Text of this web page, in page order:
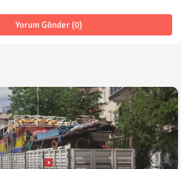
Yorum Gönder (0)